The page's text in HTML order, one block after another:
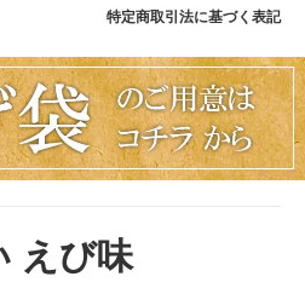
特定商取引法に基づく表記
えび味